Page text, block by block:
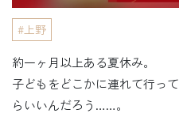
上野
約一ヶ月以上ある夏休み。
子どもをどこかに連れて行っ
らいいんだろう……。